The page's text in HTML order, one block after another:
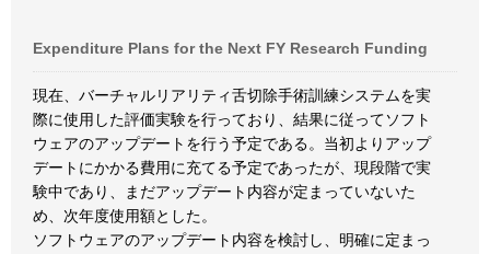
Expenditure Plans for the Next FY Research Funding
現在、バーチャルリアリティ舌切除手術訓練システムを実
際に使用した評価実験を行っており、結果に従ってソフト
ウェアのアップデートを行う予定である。当初よりアップ
デートにかかる費用に充てる予定であったが、現段階で実
験中であり、まだアップデート内容が定まっていないた
め、次年度使用額とした。
ソフトウェアのアップデート内容を検討し、明確に定まっ